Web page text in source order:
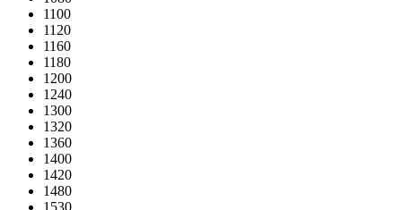
1100
1120
1160
1180
1200
1240
1300
1320
1360
1400
1420
1480